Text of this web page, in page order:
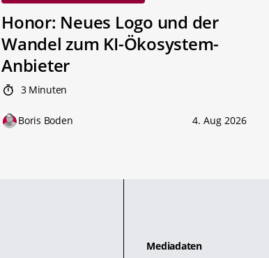
Honor: Neues Logo und der
Wandel zum KI-Ökosystem-
Anbieter
3 Minuten
Boris Boden 4. Aug 2026
Mediadaten